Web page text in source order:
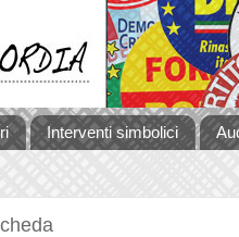
Interventi simbolici